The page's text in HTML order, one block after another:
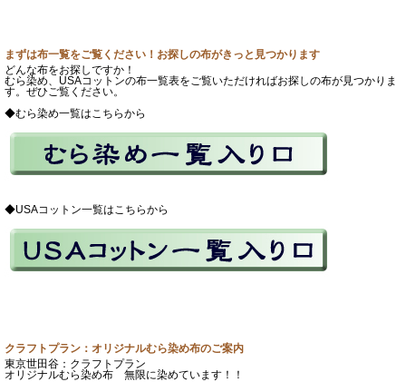
まずは布一覧をご覧ください！お探しの布がきっと見つかります
どんな布をお探しですか！
むら染め、USAコットンの布一覧表をご覧いただければお探しの布が見つかりま
す。ぜひご覧ください。
◆むら染め一覧はこちらから
◆USAコットン一覧はこちらから
クラフトプラン：オリジナルむら染め布のご案内
東京世田谷：クラフトプラン
オリジナルむら染め布 無限に染めています！！